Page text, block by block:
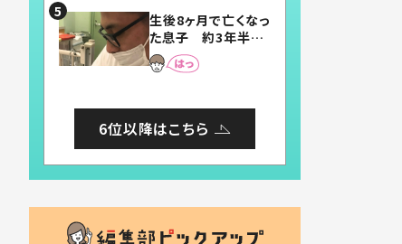
まらない」「幸せにな
れる」
生後8ヶ月で亡くなっ
た息子 約3年半
後、当時の妻の日記
に書いてあった本音
6位以降はこちら